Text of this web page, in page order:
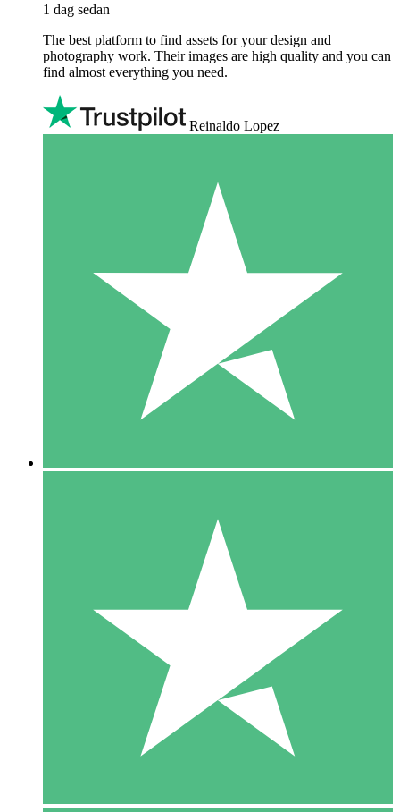
1 dag sedan
The best platform to find assets for your design and
photography work. Their images are high quality and you can
find almost everything you need.
Reinaldo Lopez